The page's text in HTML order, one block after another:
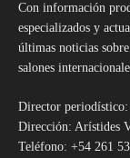
Con información
especializados y
últimas noticias
salones
Director
Dirección: Arístides
Teléfono: +54 261